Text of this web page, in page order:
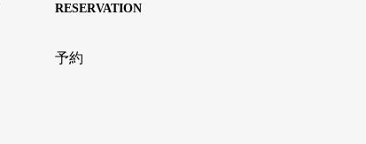
RESERVATION
予約